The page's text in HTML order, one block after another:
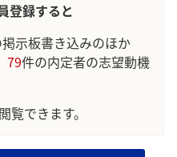
登録すると
示板書き込みのほか
79件の内定者の志望動機
覧できます。